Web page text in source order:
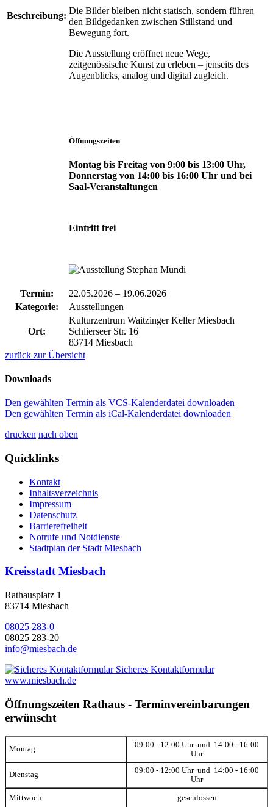
Beschreibung: Die Bilder bleiben nicht statisch, sondern führen
den Bildgedanken zwischen Stillstand und
Bewegung fort.
Die Ausstellung eröffnet neue Wege,
zeitgenössische Kunst zu erleben – jenseits des
Augenblicks, analog und digital zugleich.
Öffnungszeiten
Montag bis Freitag von 9:00 bis 13:00 Uhr,
Donnerstag von 14:00 bis 16:00 Uhr und bei
Saal-Veranstaltungen
Eintritt frei
Termin: 22.05.2026 – 19.06.2026
Kategorie:
Ausstellungen
Ort:
Kulturzentrum Waitzinger Keller Miesbach
Schlierseer Str. 16
83714 Miesbach
zurück zur Übersicht
Downloads
Den gewählten Termin als VCS-Kalenderdatei downloaden
Den gewählten Termin als iCal-Kalenderdatei downloaden
drucken nach oben
Quicklinks
Kontakt
Inhaltsverzeichnis
Impressum
Datenschutz
Barrierefreiheit
Notrufe und Notdienste
Stadtplan der Stadt Miesbach
Kreisstadt Miesbach
Rathausplatz 1
83714 Miesbach
08025 283-0
08025 283-20
info@miesbach.de
Sicheres Kontaktformular
www.miesbach.de
Öffnungszeiten Rathaus - Terminvereinbarungen
erwünscht
Montag
09:00 - 12:00 Uhr und 14:00 - 16:00
Uhr
Dienstag
09:00 - 12:00 Uhr und 14:00 - 16:00
Uhr
Mittwoch geschlossen